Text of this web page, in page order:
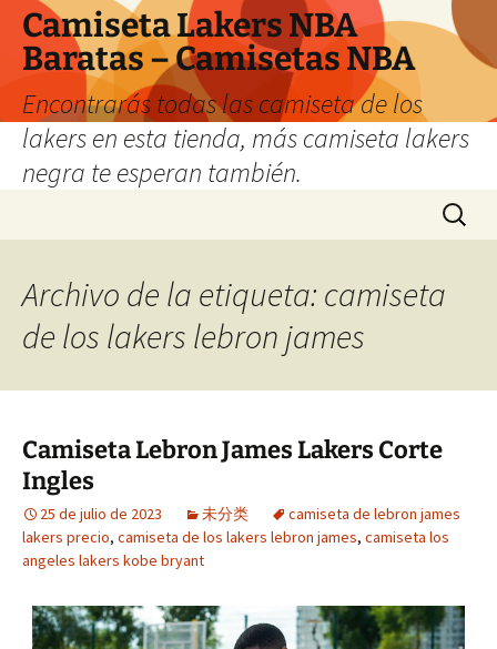
Camiseta Lakers NBA
Baratas – Camisetas NBA
Encontrarás todas las camiseta de los
lakers en esta tienda, más camiseta lakers
negra te esperan también.
Buscar:
Archivo de la etiqueta: camiseta
de los lakers lebron james
Camiseta Lebron James Lakers Corte
Ingles
25 de julio de 2023 未分类
camiseta de lebron james
lakers precio, camiseta de los lakers lebron james, camiseta los
angeles lakers kobe bryant